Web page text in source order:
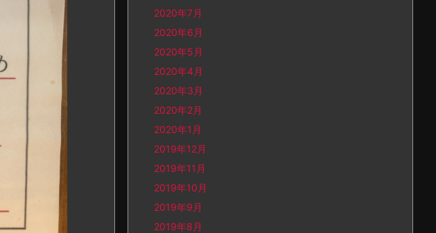
2020年7月
2020年6月
2020年5月
2020年4月
2020年3月
2020年2月
2020年1月
2019年12月
2019年11月
2019年10月
2019年9月
2019年8月